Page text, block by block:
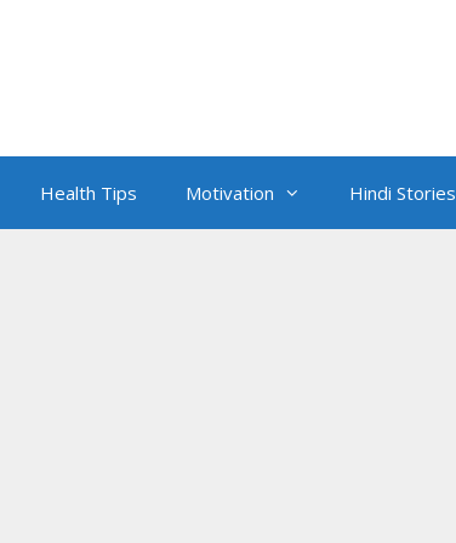
Health Tips Motivation Hindi Stories